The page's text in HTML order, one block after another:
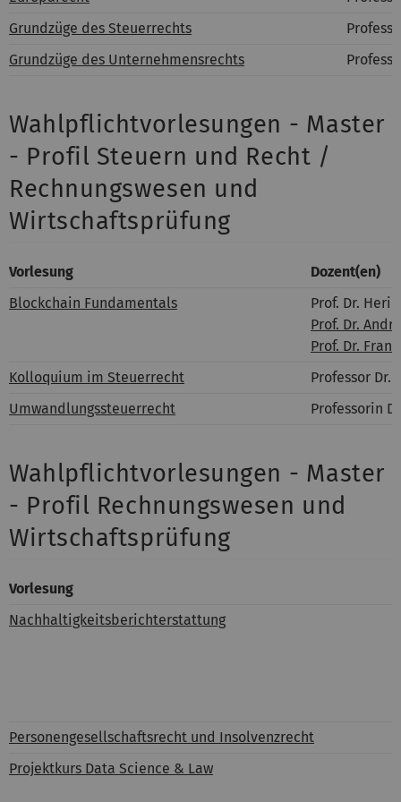
Grundzüge des Steuerrechts
Grundzüge des Unternehmensrechts
Wahlpflichtvorlesungen - Master
- Profil Steuern und Recht /
Rechnungswesen und
Wirtschaftsprüfung
Vorlesung
Dozent(en)
Blockchain Fundamentals
Prof. Dr.
Prof. Dr.
Prof. Dr.
Kolloquium im Steuerrecht
Professor Dr.
Umwandlungssteuerrecht
Professorin
Wahlpflichtvorlesungen - Master
- Profil Rechnungswesen und
Wirtschaftsprüfung
Vorlesung
Nachhaltigkeitsberichterstattung
Personengesellschaftsrecht und Insolvenzrecht
Projektkurs Data Science & Law